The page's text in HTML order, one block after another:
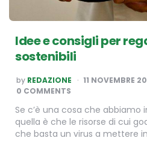
Idee e consigli per
sostenibili
POSTED
BY
by REDAZIONE 11 NOVEMBRE
0 COMMENTS
Se c’è una cosa che
quella è che le risorse di cui
che basta un virus a mettere